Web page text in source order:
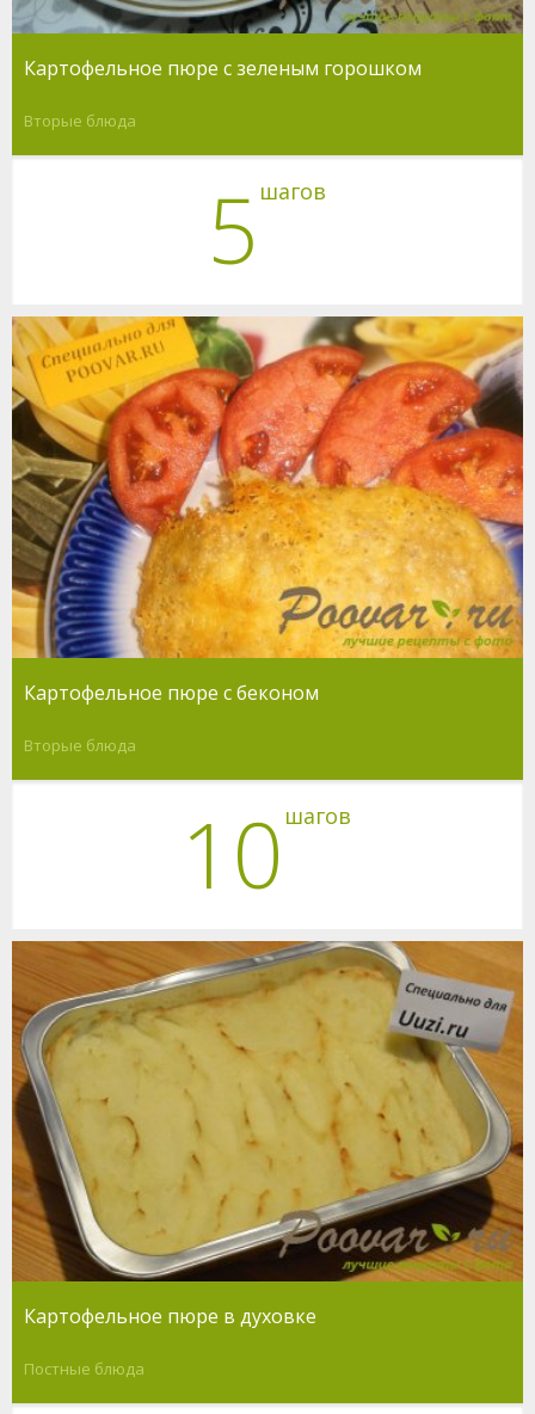
Картофельное пюре с зеленым горошком
Вторые блюда
5 шагов
Картофельное пюре с беконом
Вторые блюда
10 шагов
Картофельное пюре в духовке
Постные блюда